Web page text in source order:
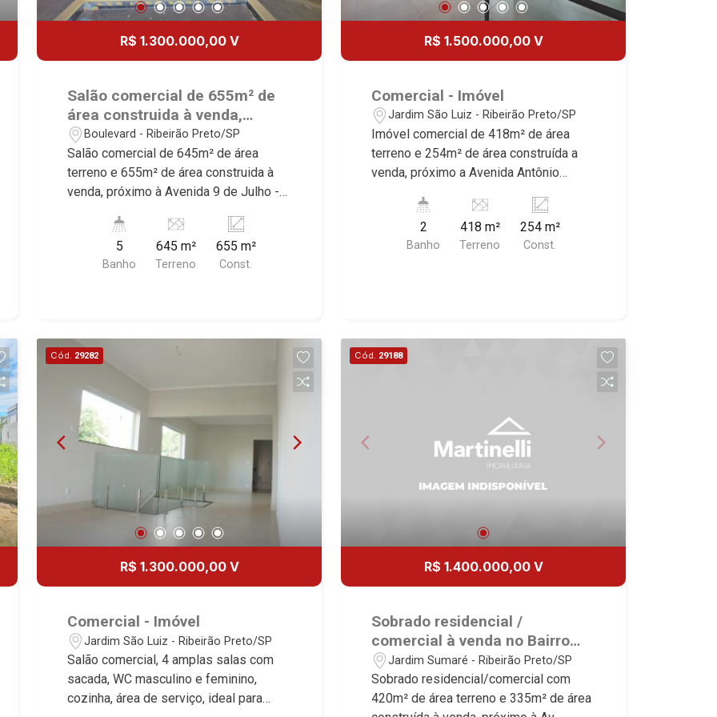
R$ 1.300.000,00 V
Salão comercial de 655m² de
área construida à venda,
próximo à Avenida 9 de Julho -
Ribeirão Preto/SP.
Boulevard - Ribeirão Preto/SP
Salão comercial de 645m² de área
terreno e 655m² de área construida à
venda, próximo à Avenida 9 de Julho -
Conheça as características deste
imóvel que a Martinelli Imobiliária
selecionou para você: - 645m² de área
Piso granito - Depósito - Câmaras de
segurança Martinelli Imobiliária,
referência no mercado imobiliário
desde 2000! Avenida João Fiúsa, 1051
- Alto da Boa Vista | Ribeirão Preto.
5
Banho
645 m²
Terreno
655 m²
Const.
R$ 1.500.000,00 V
Comercial - Imóvel
Jardim São Luiz - Ribeirão Preto/SP
Imóvel comercial de 418m² de área
terreno e 254m² de área construída a
venda, próximo a Avenida Antônio
Ribeirão Preto/SP. Conheça as
características deste imóvel que a
Martinelli Imobiliária selecionou para
condicionado - Ideal para empresas de
grande porte - 4 vagas recuadas
Especialistas em Venda, Locação e
Lançamentos! Avenida João Fiúsa,
1051 - Alto da Boa Vista | Ribeirão
2
Banho
418 m²
Terreno
254 m²
Const.
Cód. 29282
R$ 1.300.000,00 V
Comercial - Imóvel
Jardim São Luiz - Ribeirão Preto/SP
Salão comercial, 4 amplas salas com
sacada, WC masculino e feminino,
cozinha, área de serviço, ideal para
Cód. 29188
R$ 1.400.000,00 V
Sobrado residencial /
comercial à venda no Bairro
Jardim Sumaré, próximo à Av.
Independência - Ribeirão
Preto/SP.
Jardim Sumaré - Ribeirão Preto/SP
Sobrado residencial/comercial com
420m² de área terreno e 335m² de área